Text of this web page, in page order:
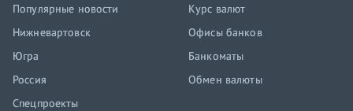
Популярные новости
Нижневартовск
Югра
Россия
Спецпроекты
Курс валют
Офисы банков
Банкоматы
Обмен валюты